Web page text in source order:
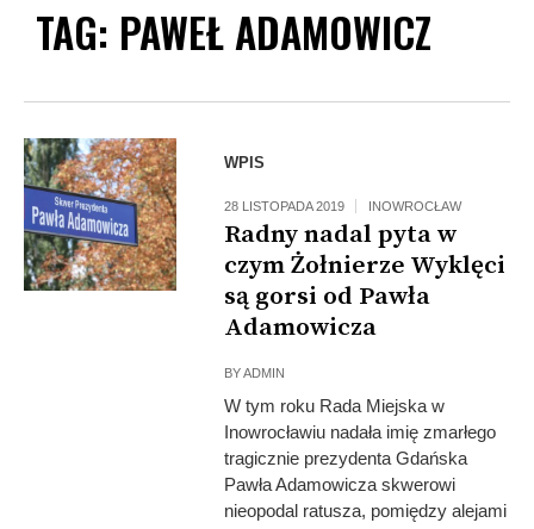
TAG: PAWEŁ ADAMOWICZ
WPIS
28 LISTOPADA 2019 INOWROCŁAW
Radny nadal pyta w
czym Żołnierze Wyklęci
są gorsi od Pawła
Adamowicza
BYADMIN
W tym roku Rada Miejska w
Inowrocławiu nadała imię zmarłego
tragicznie prezydenta Gdańska
Pawła Adamowicza skwerowi
nieopodal ratusza, pomiędzy alejami